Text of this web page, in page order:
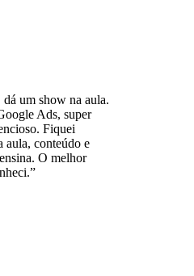
um show na aula.
Ads, super
Fiquei
aula, conteúdo e
O melhor
”